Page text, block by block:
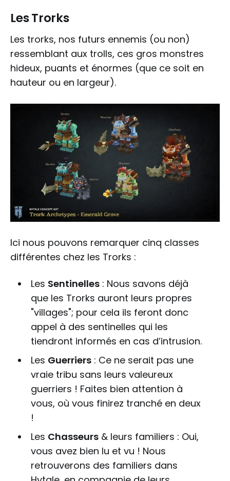
Les Trorks
Les trorks, nos futurs ennemis (ou non)
ressemblant aux trolls, ces gros monstres
hideux, puants et énormes (que ce soit en
hauteur ou en largeur).
Ici nous pouvons remarquer cinq classes
différentes chez les Trorks :
Les Sentinelles: Nous savons déjà
que les Trorks auront leurs propres
"villages"; pour cela ils feront donc
appel à des sentinelles qui les
tiendront informés en cas d’intrusion.
Les Guerriers: Ce ne serait pas une
vraie tribu sans leurs valeureux
guerriers ! Faites bien attention à
vous, où vous finirez tranché en deux
!
Les Chasseurs& leurs familiers : Oui,
vous avez bien lu et vu ! Nous
retrouverons des familiers dans